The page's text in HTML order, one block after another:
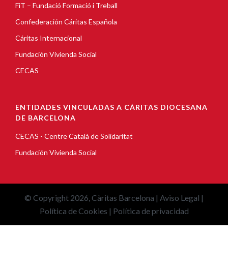
FiT – Fundació Formació i Treball
Confederación Cáritas Española
Cáritas Internacional
Fundación Vivienda Social
CECAS
ENTIDADES VINCULADAS A CÁRITAS DIOCESANA
DE BARCELONA
CECAS - Centre Català de Solidaritat
Fundación Vivienda Social
© Copyright 2026, Càritas Barcelona | Aviso Legal |
Política de Cookies | Política de privacidad